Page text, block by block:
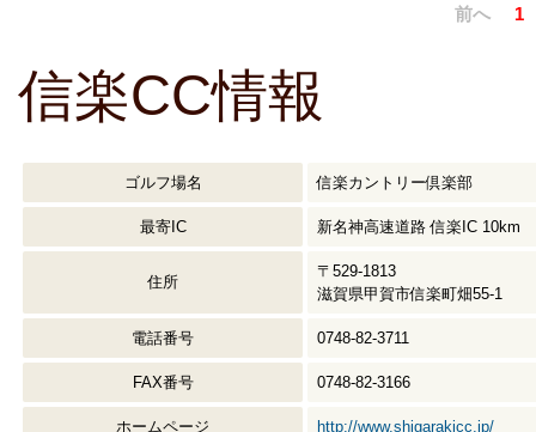
前へ 1
信楽CC情報
ゴルフ場名 信楽カントリー倶楽部
最寄IC 新名神高速道路 信楽IC 10km
住所
〒529-1813
滋賀県甲賀市信楽町畑55-1
電話番号 0748-82-3711
FAX番号 0748-82-3166
ホームページ http://www.shigarakicc.jp/